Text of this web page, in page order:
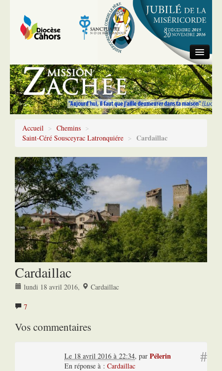
Accueil
Information générale
Chemins
Accueil > Chemins >
Saint-Céré Sousceyrac Latronquiére > Cardaillac
Cardaillac
lundi 18 avril 2016, Cardaillac
7
Vos commentaires
#
Le 18 avril 2016 à 22:34, par Pélerin
En réponse à : Cardaillac